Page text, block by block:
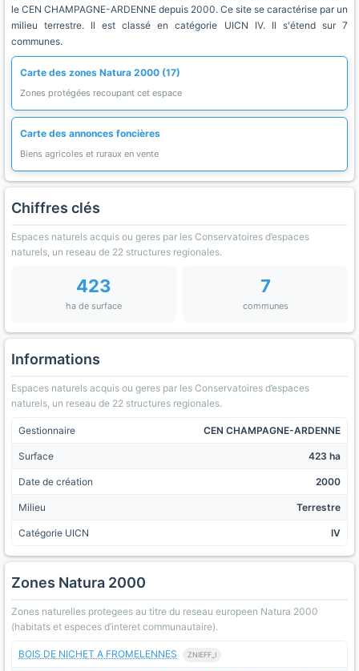
le CEN CHAMPAGNE-ARDENNE depuis 2000. Ce site se caractérise par un
milieu terrestre. Il est classé en catégorie UICN IV. Il s'étend sur 7
communes.
Carte des zones Natura 2000 (17)
Zones protégées recoupant cet espace
Carte des annonces foncières
Biens agricoles et ruraux en vente
Chiffres clés
Espaces naturels acquis ou geres par les Conservatoires d’espaces
naturels, un reseau de 22 structures regionales.
423
ha de surface
7
communes
Informations
Espaces naturels acquis ou geres par les Conservatoires d’espaces
naturels, un reseau de 22 structures regionales.
Gestionnaire CEN CHAMPAGNE-ARDENNE
Surface 423 ha
Date de création 2000
Milieu Terrestre
Catégorie UICN IV
Zones Natura 2000
Zones naturelles protegees au titre du reseau europeen Natura 2000
(habitats et especes d’interet communautaire).
BOIS DE NICHET A FROMELENNES ZNIEFF_I